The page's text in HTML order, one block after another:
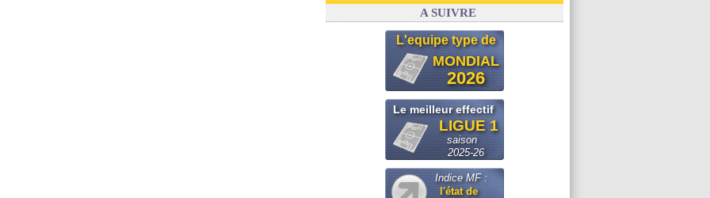
A SUIVRE
L'equipe type de
MONDIAL
2026
Le meilleur effectif
LIGUE 1
saison
2025-26
Indice MF :
l'état de